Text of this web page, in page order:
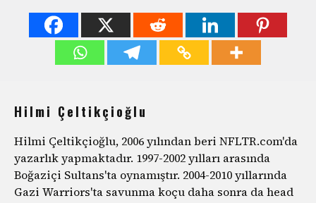
Hilmi Çeltikçioğlu
Hilmi Çeltikçioğlu, 2006 yılından beri NFLTR.com'da
yazarlık yapmaktadır. 1997-2002 yılları arasında
Boğaziçi Sultans'ta oynamıştır. 2004-2010 yıllarında
Gazi Warriors'ta savunma koçu daha sonra da head